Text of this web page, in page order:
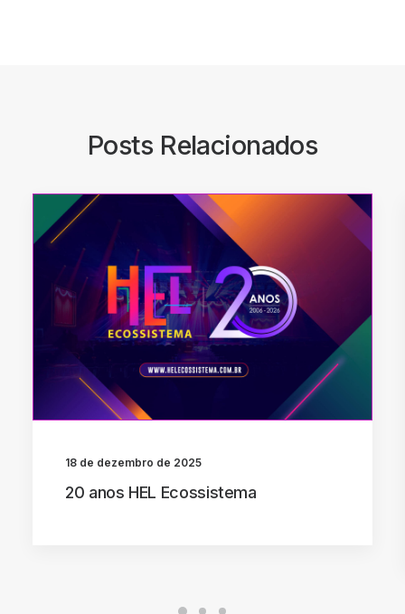
Posts Relacionados
18 de dezembro de 2025
20 anos HEL Ecossistema